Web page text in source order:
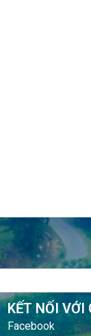
KẾT NỐI VỚI
Facebook